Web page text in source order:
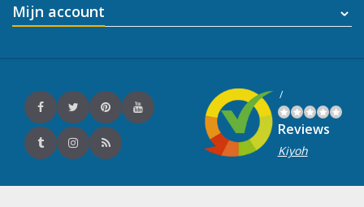
Mijn account
/
Reviews
Kiyoh